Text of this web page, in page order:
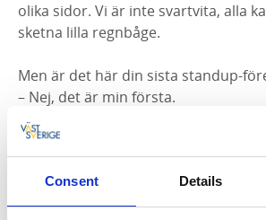
Consent Details
olika sidor. Vi är inte svartvita, alla
sketna lilla regnbåge.
Men är det här din sista standup-
– Nej, det är min första.
Marcus Berggren ”Hittar Hem”
Lisebergsteatern i Göteborg den 6
Föreställningens längd ca 75 min
Ingen åldersgräns men